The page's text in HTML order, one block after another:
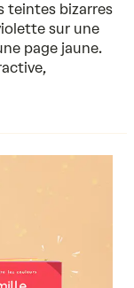
teintes bizarres
sur une
page jaune.